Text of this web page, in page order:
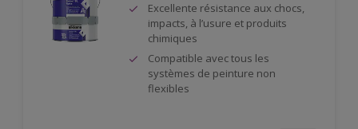
Excellente résistance aux chocs,
impacts, à l’usure et produits
chimiques
Compatible avec tous les
systèmes de peinture non
flexibles